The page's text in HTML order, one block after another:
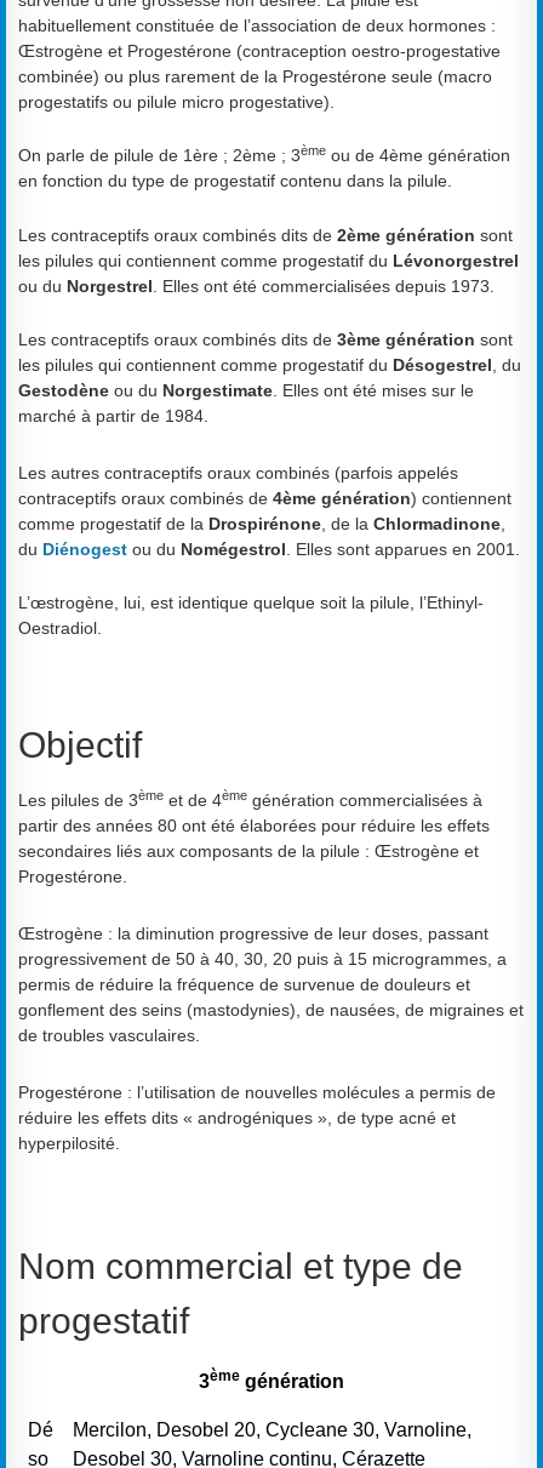
habituellement constituée de l’association de deux hormones :
Œstrogène et Progestérone (contraception oestro-progestative
combinée) ou plus rarement de la Progestérone seule (macro
progestatifs ou pilule micro progestative).
On parle de pilule de 1ère ; 2ème ; 3ème ou de 4ème génération
en fonction du type de progestatif contenu dans la pilule.
Les contraceptifs oraux combinés dits de 2ème génération sont
les pilules qui contiennent comme progestatif du Lévonorgestrel
ou du Norgestrel . Elles ont été commercialisées depuis 1973.
Les contraceptifs oraux combinés dits de 3ème génération sont
les pilules qui contiennent comme progestatif du Désogestrel , du
Gestodène ou du Norgestimate . Elles ont été mises sur le
marché à partir de 1984.
Les autres contraceptifs oraux combinés (parfois appelés
contraceptifs oraux combinés de 4ème génération) contiennent
comme progestatif de la Drospirénone , de la Chlormadinone
du Diénogest ou du Nomégestrol . Elles sont apparues en 2001.
L’œstrogène, lui, est identique quelque soit la pilule, l’Ethinyl-
Oestradiol.
Objectif
Les pilules de 3ème et de 4ème génération commercialisées à
partir des années 80 ont été élaborées pour réduire les effets
secondaires liés aux composants de la pilule : Œstrogène et
Progestérone.
Œstrogène : la diminution progressive de leur doses, passant
progressivement de 50 à 40, 30, 20 puis à 15 microgrammes, a
permis de réduire la fréquence de survenue de douleurs et
gonflement des seins (mastodynies), de nausées, de migraines et
de troubles vasculaires.
Progestérone : l’utilisation de nouvelles molécules a permis de
réduire les effets dits « androgéniques », de type acné et
hyperpilosité.
Nom commercial et type de
progestatif
3ème génération
Dé
so
Mercilon, Desobel 20, Cycleane 30, Varnoline,
Desobel 30, Varnoline continu, Cérazette